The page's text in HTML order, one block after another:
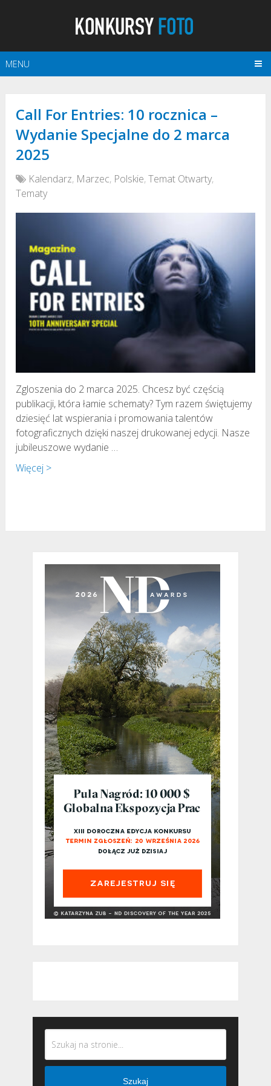
MENU
Call For Entries: 10 rocznica –
Wydanie Specjalne do 2 marca
2025
Kalendarz, Marzec, Polskie,Temat Otwarty,
Tematy
Zgloszenia do 2 marca 2025. Chcesz być częścią
publikacji, która łamie schematy? Tym razem świętujemy
dziesięć lat wspierania i promowania talentów
fotograficznych dzięki naszej drukowanej edycji. Nasze
jubileuszowe wydanie …
Więcej >
Szukaj